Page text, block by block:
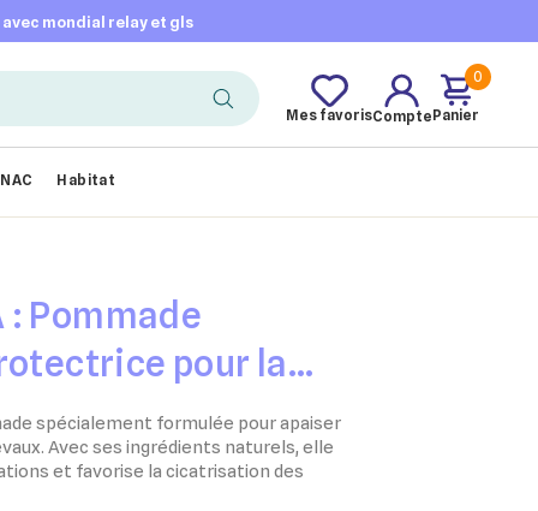
mondial relay et gls
Mes favorisCompte
0
Panier
NAC Habitat
: Pommade
pour la
- tube de 250g
spécialement formulée pour apaiser
Avec ses ingrédients naturels, elle
et favorise la cicatrisation des